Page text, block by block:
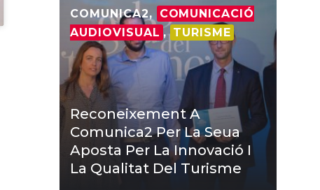
COMUNICA2,
COMUNICACIÓ
AUDIOVISUAL , TURISME
Reconeixement A
Comunica2 Per La Seua
Aposta Per La Innovació I
La Qualitat Del Turisme